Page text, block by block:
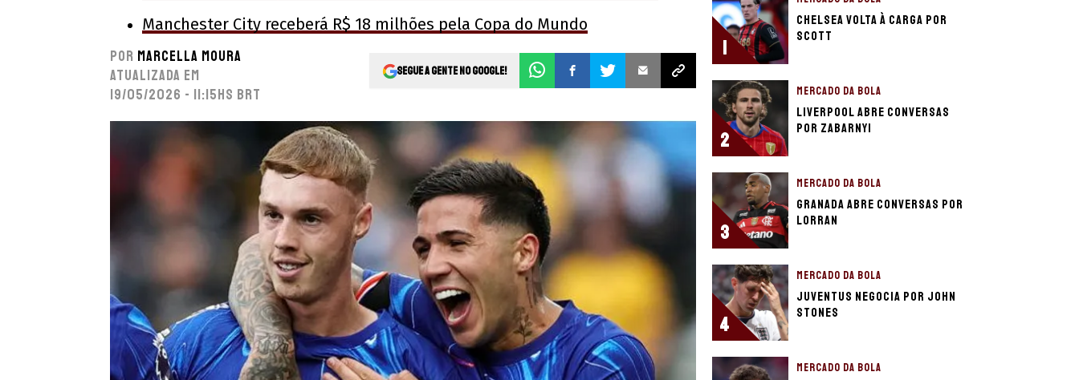
Manchester City receberá R$ 18 milhões pela Copa do Mundo
Por Marcella Moura
Atualizada em
19/05/2026 - 11:15hs BRT
Segue a gente no Google!
1
Chelsea volta à carga por
Scott
2
MERCADO DA BOLA
Liverpool abre conversas
por Zabarnyi
3
MERCADO DA BOLA
Granada abre conversas por
Lorran
4
MERCADO DA BOLA
Juventus negocia por John
Stones
MERCADO DA BOLA